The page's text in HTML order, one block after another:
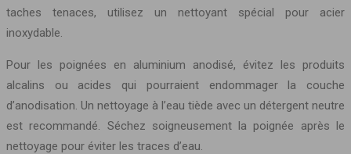
taches tenaces, utilisez un nettoyant spécial pour acier
inoxydable.
Pour les poignées en aluminium anodisé, évitez les produits
alcalins ou acides qui pourraient endommager la couche
d’anodisation. Un nettoyage à l’eau tiède avec un détergent neutre
est recommandé. Séchez soigneusement la poignée après le
nettoyage pour éviter les traces d’eau.